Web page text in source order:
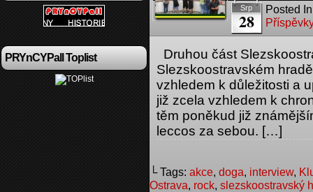
PRYnCYPall Toplist
Srp
28
Posted
Druhou část
Slezskoostravském
vzhledem k důležitosti a
již zcela vzhledem k
těm poněkud již
leccos za sebou. […]
└ Tags: akce, doga, interview,
Ostrava, rock, slezskoostravský